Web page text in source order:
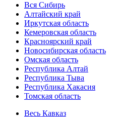
Вся Сибирь
Алтайский край
Иркутская область
Кемеровская область
Красноярский край
Новосибирская область
Омская область
Республика Алтай
Республика Тыва
Республика Хакасия
Томская область
Весь Кавказ